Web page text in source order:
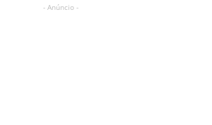
- Anúncio -